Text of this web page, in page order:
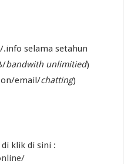
selama setahun
bandwith unlimitied)
email/chatting)
klik di sini :